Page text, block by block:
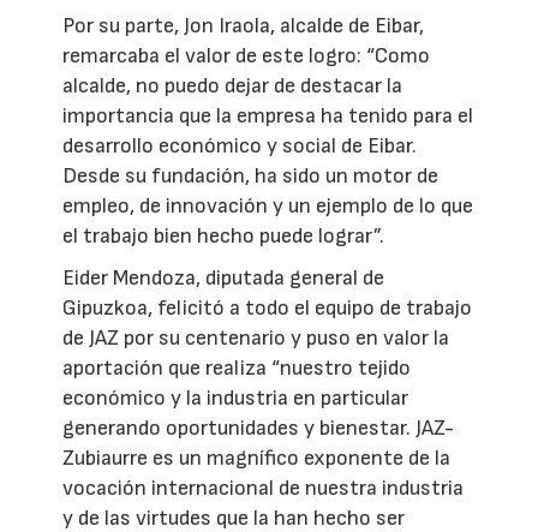
Por su parte, Jon Iraola, alcalde de Eibar,
remarcaba el valor de este logro: “Como
alcalde, no puedo dejar de destacar la
importancia que la empresa ha tenido para el
desarrollo económico y social de Eibar.
Desde su fundación, ha sido un motor de
empleo, de innovación y un ejemplo de lo que
el trabajo bien hecho puede lograr”.
Eider Mendoza, diputada general de
Gipuzkoa, felicitó a todo el equipo de trabajo
de JAZ por su centenario y puso en valor la
aportación que realiza “nuestro tejido
económico y la industria en particular
generando oportunidades y bienestar. JAZ-
Zubiaurre es un magnífico exponente de la
vocación internacional de nuestra industria
y de las virtudes que la han hecho ser